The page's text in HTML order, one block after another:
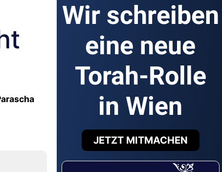
Wir schreiben
eine neue
Torah-Rolle
in Wien
JETZT MITMACHEN